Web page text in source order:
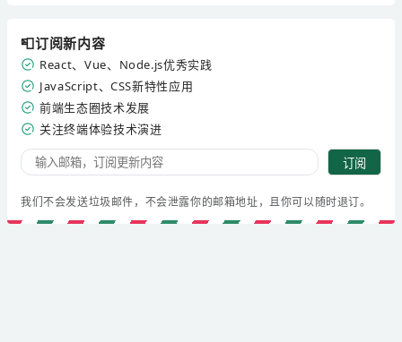
📮订阅新内容
React、Vue、Node.js优秀实践
JavaScript、CSS新特性应用
前端生态圈技术发展
关注终端体验技术演进
订阅
我们不会发送垃圾邮件，不会泄露你的邮箱地址，且你可以随时退订。